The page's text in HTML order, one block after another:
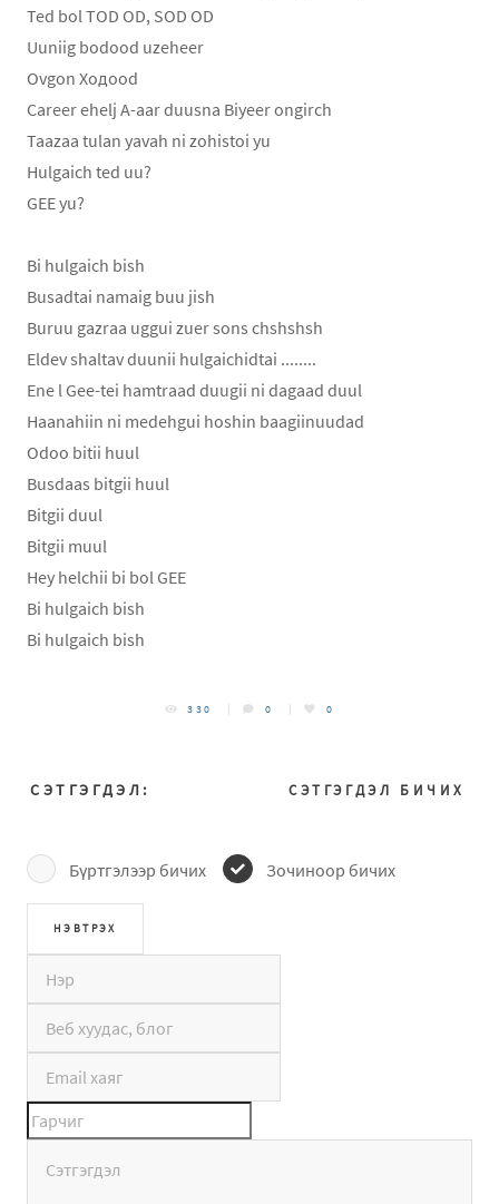
Ted bol TOD OD, SOD OD
Uuniig bodood uzeheer
Ovgon Xoдood
Career ehelj A-aar duusna Biyeer ongirch
Taazaa tulan yavah ni zohistoi yu
Hulgaich ted uu?
GEE yu?
Bi hulgaich bish
Busadtai namaig buu jish
Buruu gazraa uggui zuer sons chshshsh
Eldev shaltav duunii hulgaichidtai ........
Ene l Gee-tei hamtraad duugii ni dagaad duul
Haanahiin ni medehgui hoshin baagiinuudad
Odoo bitii huul
Busdaas bitgii huul
Bitgii duul
Bitgii muul
Hey helchii bi bol GEE
Bi hulgaich bish
Bi hulgaich bish
330 0 0
СЭТГЭГДЭЛ БИЧИХ
СЭТГЭГДЭЛ:
Бүртгэлээр бичих Зочиноор бичих